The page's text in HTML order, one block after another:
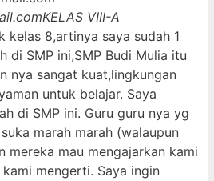
KELAS VIII-A
kelas 8,artinya saya sudah 1
di SMP ini,SMP Budi Mulia itu
nya sangat kuat,lingkungan
untuk belajar. Saya
di SMP ini. Guru guru nya yg
marah marah (walaupun
mereka mau mengajarkan kami
mengerti. Saya ingin